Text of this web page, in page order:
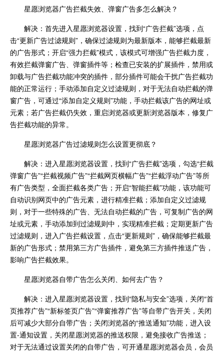
星愿浏览器广告拦截失效、弹窗广告多怎么解决？
解决：首先进入星愿浏览器设置，找到“广告拦截”选项，点
击“更新广告过滤规则”，确保过滤规则为最新版本，能够拦截最新
的广告形式；开启“强力拦截”模式，该模式可增强广告拦截力度，
有效拦截弹窗广告、弹窗插件等；检查已安装的扩展插件，禁用或
卸载与广告拦截功能冲突的插件，部分插件可能会干扰广告拦截功
能的正常运行；手动添加自定义过滤规则，对于无法自动拦截的弹
窗广告，可通过“添加自定义规则”功能，手动拦截该广告的网址或
元素；若广告拦截仍失效，重启浏览器或更新浏览器版本，修复广
告拦截功能的异常。
星愿浏览器广告过滤规则怎么设置更彻底？
解决：进入星愿浏览器设置，找到“广告拦截”选项，勾选“拦截
弹窗广告”“拦截视频广告”“拦截网页横幅广告”“拦截浮动广告”等所
有广告类型，全面拦截各类广告；开启“智能拦截”功能，该功能可
自动识别网页中的广告元素，进行精准拦截；添加自定义过滤规
则，对于一些特殊的广告、无法自动拦截的广告，可复制广告的网
址或元素，手动添加到过滤规则中，实现精准拦截；定期更新广告
过滤规则，进入广告拦截设置，点击“更新规则”，确保能够拦截最
新的广告形式；禁用第三方广告插件，避免第三方插件推送广告，
影响广告拦截效果。
星愿浏览器自带广告怎么关闭、如何去广告？
解决：进入星愿浏览器设置，找到“隐私与安全”选项，关闭“首
页推荐广告”“新标签页广告”“弹窗推荐广告”等自带广告开关，关闭
后可减少大部分自带广告；关闭浏览器的“推送通知”功能，进入设
置-通知设置，关闭星愿浏览器的推送权限，避免接收广告推送；
对于无法通过设置关闭的自带广告，可开通星愿浏览器会员，会员